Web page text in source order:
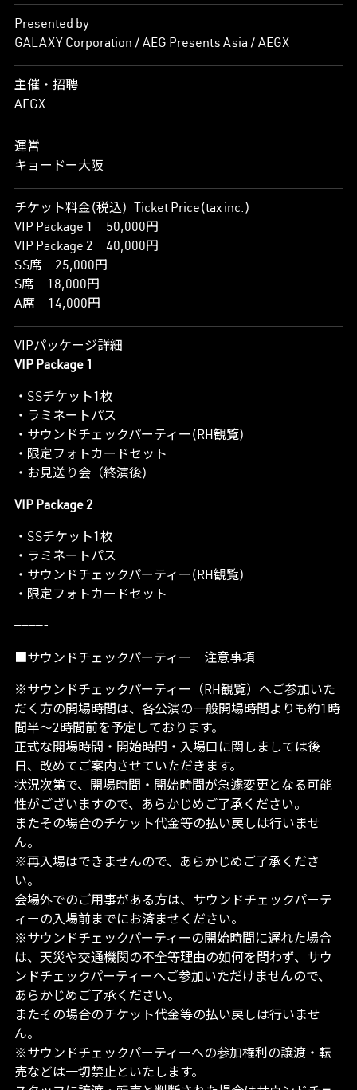
Presented by
GALAXY Corporation / AEG Presents Asia / AEGX
主催・招聘
AEGX
運営
キョードー大阪
チケット料金(税込)_Ticket Price(tax inc.)
VIP Package 1 50,000円
VIP Package 2 40,000円
SS席 25,000円
S席 18,000円
A席 14,000円
VIPパッケージ詳細
VIP Package 1
・SSチケット1枚
・ラミネートパス
・サウンドチェックパーティー(RH観覧)
・限定フォトカードセット
・お見送り会（終演後)
VIP Package 2
・SSチケット1枚
・ラミネートパス
・サウンドチェックパーティー(RH観覧)
・限定フォトカードセット
————-
■サウンドチェックパーティー 注意事項
※サウンドチェックパーティー（RH観覧）へご参加いた
だく方の開場時間は、各公演の一般開場時間よりも約1時
間半～2時間前を予定しております。
正式な開場時間・開始時間・入場口に関しましては後
日、改めてご案内させていただきます。
状況次第で、開場時間・開始時間が急遽変更となる可能
性がございますので、あらかじめご了承ください。
またその場合のチケット代金等の払い戻しは行いませ
ん。
※再入場はできませんので、あらかじめご了承くださ
い。
会場外でのご用事がある方は、サウンドチェックパーテ
ィーの入場前までにお済ませください。
※サウンドチェックパーティーの開始時間に遅れた場合
は、天災や交通機関の不全等理由の如何を問わず、サウ
ンドチェックパーティーへご参加いただけませんので、
あらかじめご了承ください。
またその場合のチケット代金等の払い戻しは行いませ
ん。
※サウンドチェックパーティーへの参加権利の譲渡・転
売などは一切禁止といたします。